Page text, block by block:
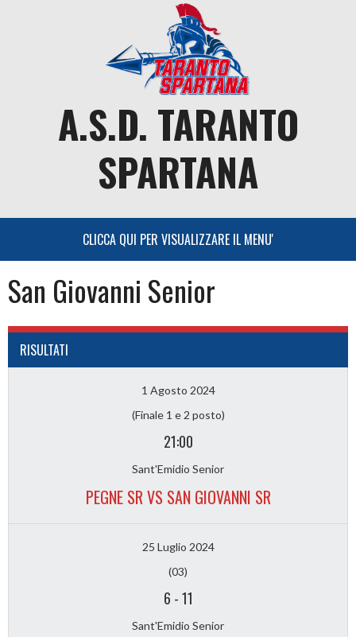
A.S.D. TARANTO
SPARTANA
San Giovanni Senior
RISULTATI
1 Agosto 2024
(Finale 1 e 2 posto)
21:00
Sant'Emidio Senior
PEGNE SR VS SAN GIOVANNI SR
25 Luglio 2024
(03)
6 -11
Sant'Emidio Senior